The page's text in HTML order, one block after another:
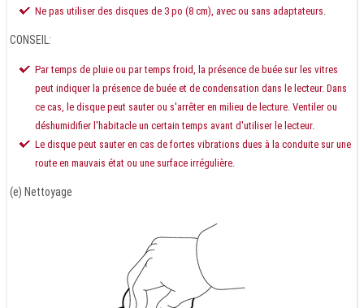
Ne pas utiliser des disques de 3 po (8 cm), avec ou sans adaptateurs.
CONSEIL:
Par temps de pluie ou par temps froid, la présence de buée sur les vitres
peut indiquer la présence de buée et de condensation dans le lecteur. Dans
ce cas, le disque peut sauter ou s'arrêter en milieu de lecture. Ventiler ou
déshumidifier l'habitacle un certain temps avant d'utiliser le lecteur.
Le disque peut sauter en cas de fortes vibrations dues à la conduite sur une
route en mauvais état ou une surface irrégulière.
(e) Nettoyage